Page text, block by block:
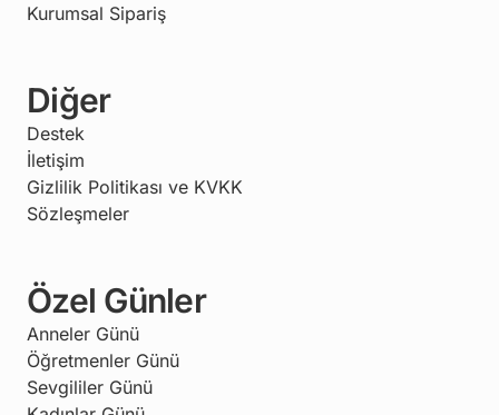
Kurumsal Sipariş
Diğer
Destek
İletişim
Gizlilik Politikası ve KVKK
Sözleşmeler
Özel Günler
Anneler Günü
Öğretmenler Günü
Sevgililer Günü